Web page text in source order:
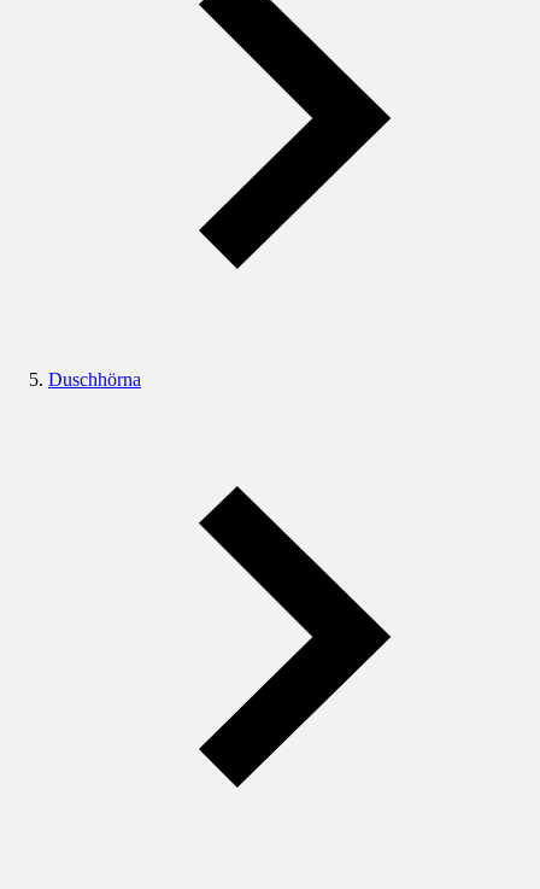
Duschhörna